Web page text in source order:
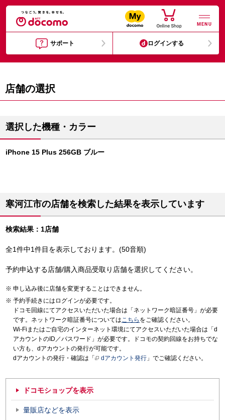
MENU
サポート ログインする
店舗の選択
選択した機種・カラー
iPhone 15 Plus 256GB ブルー
寒河江市の店舗を検索した結果を表示しています
検索結果：1店舗
全1件中1件目を表示しております。(50音順)
予約申込する店舗/購入商品受取り店舗を選択してください。
申し込み後に店舗を変更することはできません。
予約手続きにはログインが必要です。
ドコモ回線にてアクセスいただいた場合は「ネットワーク暗証番号」が必要
です。ネットワーク暗証番号についてはこちら をご確認ください。
Wi-Fiまたはご自宅のインターネット環境にてアクセスいただいた場合は「d
アカウントのID／パスワード」が必要です。ドコモの契約回線をお持ちでな
い方も、dアカウントの発行が可能です。
dアカウントの発行・確認は「
dアカウント発行 」でご確認ください。
ドコモショップを表示
量販店などを表示